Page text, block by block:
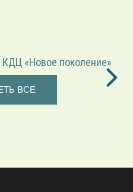
«Новое поколение»
ВСЕ